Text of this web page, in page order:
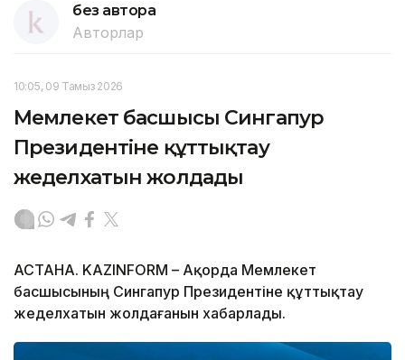
без автора
Авторлар
10:05, 09 Тамыз 2026
Мемлекет басшысы Сингапур
Президентіне құттықтау
жеделхатын жолдады
АСТАНА. KAZINFORM – Ақорда Мемлекет
басшысының Сингапур Президентіне құттықтау
жеделхатын жолдағанын хабарлады.